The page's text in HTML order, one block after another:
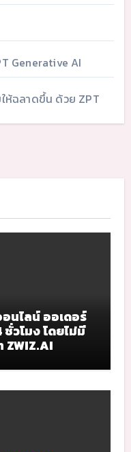
Generative AI
ห้ฉลาดขึ้น ด้วย ZPT
นไลน์ ออเดอร์
ชั่วโมง โดยไม่มี